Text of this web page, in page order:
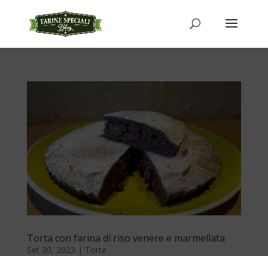
Torta con farina di riso venere e marmellata
Set 30, 2023 | Torte